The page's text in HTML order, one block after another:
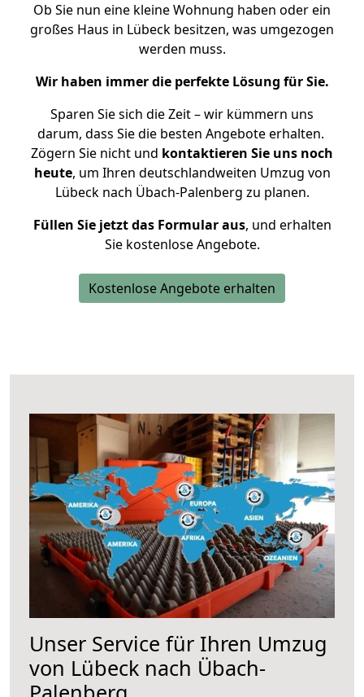
Ob Sie nun eine kleine Wohnung haben oder ein
großes Haus in Lübeck besitzen, was umgezogen
werden muss.
Wir haben immer die perfekte Lösung für Sie.
Sparen Sie sich die Zeit – wir kümmern uns
darum, dass Sie die besten Angebote erhalten.
Zögern Sie nicht und kontaktieren Sie uns noch
heute, um Ihren deutschlandweiten Umzug von
Lübeck nach Übach-Palenberg zu planen.
Füllen Sie jetzt das Formular aus, und erhalten
Sie kostenlose Angebote.
Kostenlose Angebote erhalten
Unser Service für Ihren Umzug
von Lübeck nach Übach-